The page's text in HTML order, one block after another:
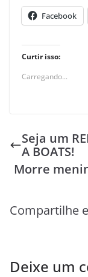
Facebook
Curtir isso:
Carregando...
Seja um
A BOATS!
Morre
Compartilhe
Deixe um